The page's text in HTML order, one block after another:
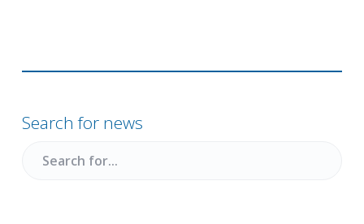
Search for news